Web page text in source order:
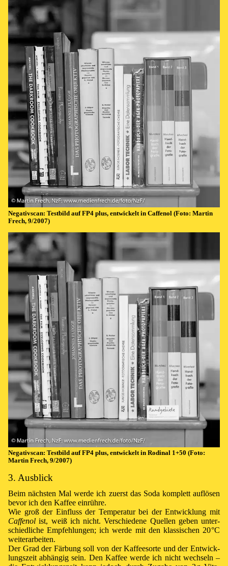
Negativ­scan: Test­bild auf FP4 plus, ent­wick­elt in Caffe­nol (Fo­to: Mar­tin
Frech, 9/2007)
Negativ­scan: Test­bild auf FP4 plus, ent­wick­elt in Ro­di­nal 1+50 (Fo­to:
Mar­tin Frech, 9/2007)
3. Ausblick
Beim nächs­ten Mal wer­de ich zu­erst das So­da kom­plett auf­lös­en
be­vor ich den Kaf­fee ein­rüh­re.
Wie groß der Ein­fluss der Tem­pe­ra­tur bei der Ent­wick­lung mit
Caffe­nol ist, weiß ich nicht. Ver­schie­de­ne Quel­len ge­ben un­ter­
schied­liche Emp­feh­lung­en; ich wer­de mit den klas­sisch­en 20 °C
wei­ter­ar­bei­ten.
Der Grad der Fär­bung soll von der Kaf­fee­sor­te und der Ent­wick­
lungs­zeit ab­hän­gig sein. Den Kaf­fee wer­de ich nicht wech­seln –